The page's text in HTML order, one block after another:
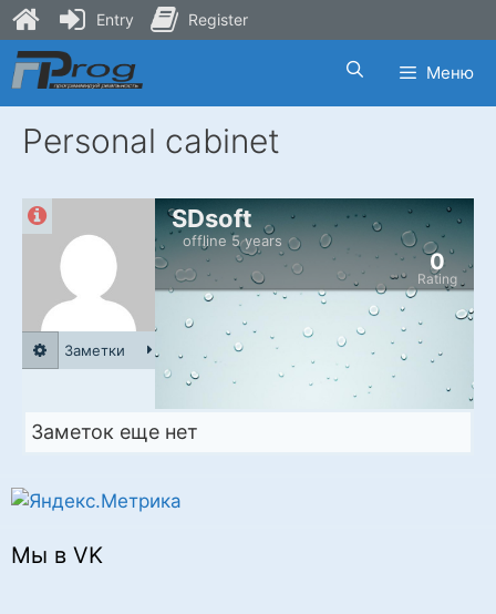
Skip
to
content
Меню
Personal cabinet
SDsoft
offline 5 years
Rating
0
Заметки
Заметок еще нет
Мы в VK
Entry Register